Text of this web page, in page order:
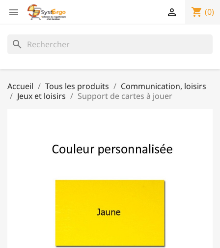
 shopping_cart (0)

search
Accueil Tous les produits
Communication, loisirs
Jeux et loisirs
Support de cartes à jouer